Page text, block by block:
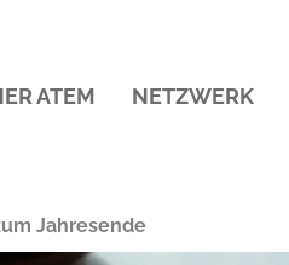
ATEM NETZWERK
Jahresende